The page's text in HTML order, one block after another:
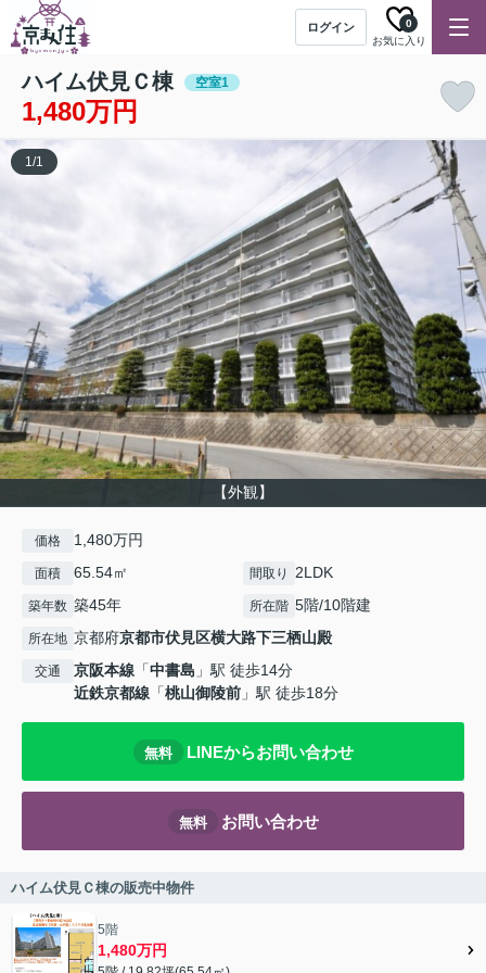
ログイン
お気に入り
0
ハイム伏見Ｃ棟 空室1
1,480万円
【外観】
1/1
価格 1,480万円
面積 65.54㎡ 間取り 2LDK
築年数 築45年 所在階 5階/10階建
所在地 京都府京都市伏見区横大路下三栖山殿
交通 京阪本線 「中書島 」駅 徒歩14分
近鉄京都線 「桃山御陵前 」駅 徒歩18分
無料 LINEからお問い合わせ
無料 お問い合わせ
ハイム伏見Ｃ棟の販売中物件
5階
1,480万円